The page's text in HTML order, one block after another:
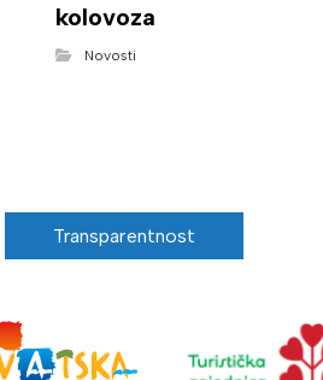
kolovoza
Novosti
Transparentnost